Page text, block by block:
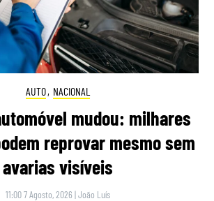
AUTO, NACIONAL
mudou: milhares
reprovar mesmo sem
avarias visíveis
11:00 7 Agosto, 2026 |João Luís